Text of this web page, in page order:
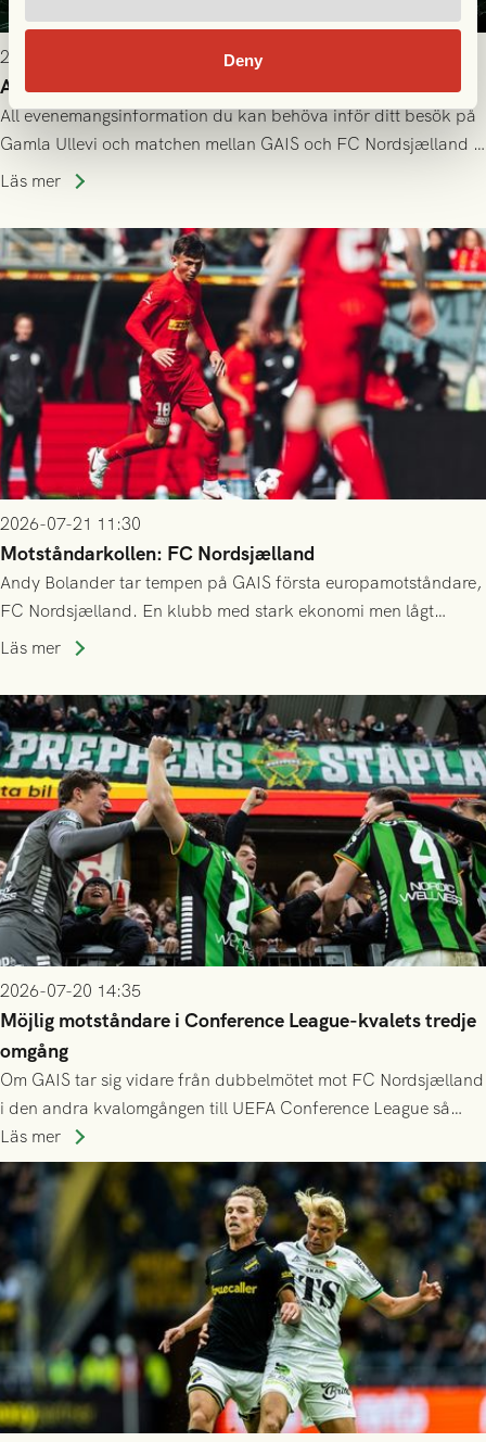
Deny
2026-07-22 9:00
Allt du behöver veta inför GAIS - FC Nordsjælland
All evenemangsinformation du kan behöva inför ditt besök på
Gamla Ullevi och matchen mellan GAIS och FC Nordsjælland i
kvalet till Conference League! Avspark kl 19.00 på torsdag
Läs mer
2026-07-21 11:30
Motståndarkollen: FC Nordsjælland
Andy Bolander tar tempen på GAIS första europamotståndare,
FC Nordsjælland. En klubb med stark ekonomi men lågt
publiksnitt, ett lag med både kollektiv styrka och individuell
Läs mer
2026-07-20 14:35
Möjlig motståndare i Conference League-kvalets tredje
omgång
Om GAIS tar sig vidare från dubbelmötet mot FC Nordsjælland
i den andra kvalomgången till UEFA Conference League så
spelas den tredje kvalomgången kort därpå. Motståndare blir
då vinnaren i mötet mellan isländska Valur och HŠK Zrinjski
Mostar från Bosnien och Hercegovina.
Läs mer